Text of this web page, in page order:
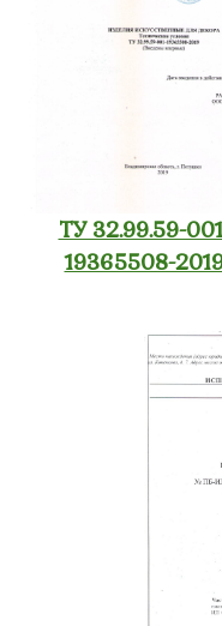
ТУ 32.99.59-
19365508-